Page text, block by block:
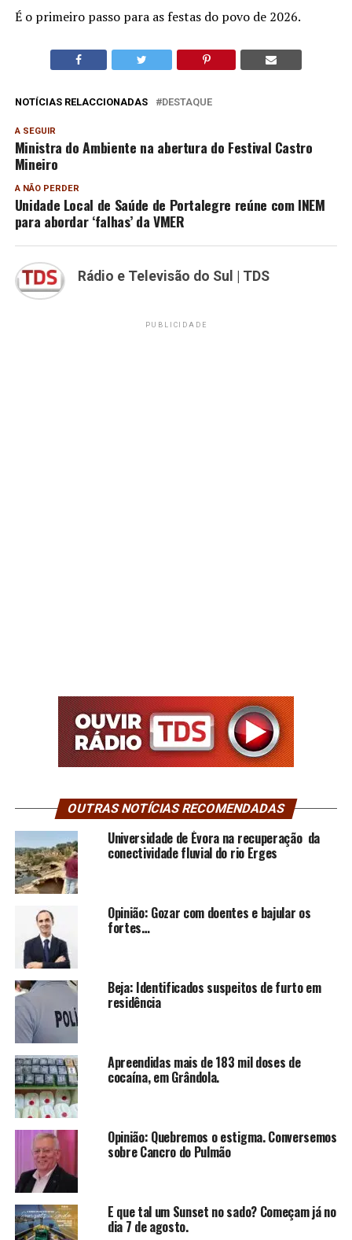
É o primeiro passo para as festas do povo de 2026.
NOTÍCIAS RELACCIONADAS DESTAQUE
A SEGUIR
Ministra do Ambiente na abertura do Festival Castro
Mineiro
A NÃO PERDER
Unidade Local de Saúde de Portalegre reúne com INEM
para abordar ‘falhas’ da VMER
Rádio e Televisão do Sul | TDS
PUBLICIDADE
OUTRAS NOTÍCIAS RECOMENDADAS
Universidade de Évora na recuperação da
conectividade fluvial do rio Erges
Opinião: Gozar com doentes e bajular os
fortes…
Beja: Identificados suspeitos de furto em
residência
Apreendidas mais de 183 mil doses de
cocaína, em Grândola.
Opinião: Quebremos o estigma. Conversemos
sobre Cancro do Pulmão
E que tal um Sunset no sado? Começam já no
dia 7 de agosto.